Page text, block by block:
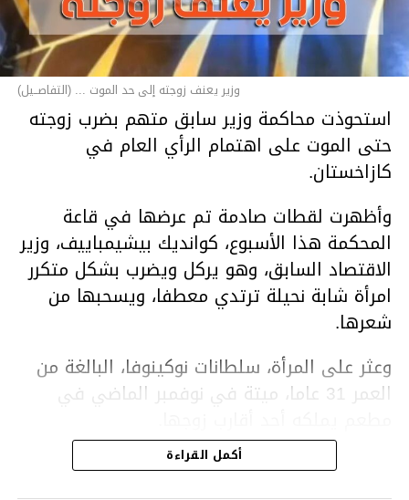
وزير يعنف زوجته إلى حد الموت ... (التفاصــيل)
استحوذت محاكمة وزير سابق متهم بضرب زوجته
حتى الموت على اهتمام الرأي العام في
كازاخستان.
وأظهرت لقطات صادمة تم عرضها في قاعة
المحكمة هذا الأسبوع، كوانديك بيشيمباييف، وزير
الاقتصاد السابق، وهو يركل ويضرب بشكل متكرر
امرأة شابة نحيلة ترتدي معطفا، ويسحبها من
شعرها.
وعثر على المرأة، سلطانات نوكينوفا، البالغة من
العمر 31 عاما، ميتة في نوفمبر الماضي في
ووفقا لتقرير الطبيب الشرعي، توفيت نوكينوفا
متأثرة بصدمة في الدماغ، وكانت إحدى عظام
أكمل القراءة